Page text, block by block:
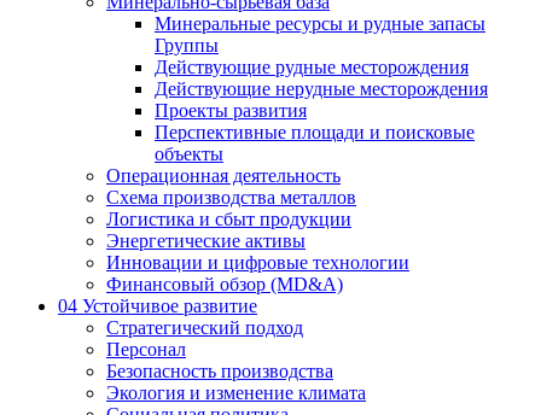
Минеральные ресурсы и рудные запасы
Группы
Действующие рудные месторождения
Действующие нерудные месторождения
Проекты развития
Перспективные площади и поисковые
объекты
Операционная деятельность
Схема производства металлов
Логистика и сбыт продукции
Энергетические активы
Инновации и цифровые технологии
Финансовый обзор (MD&A)
04 Устойчивое развитие
Стратегический подход
Персонал
Безопасность производства
Экология и изменение климата